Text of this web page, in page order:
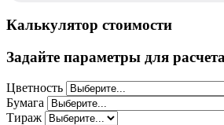
Калькулятор стоимости
Задайте параметры для
Цветность
Бумага
Тираж